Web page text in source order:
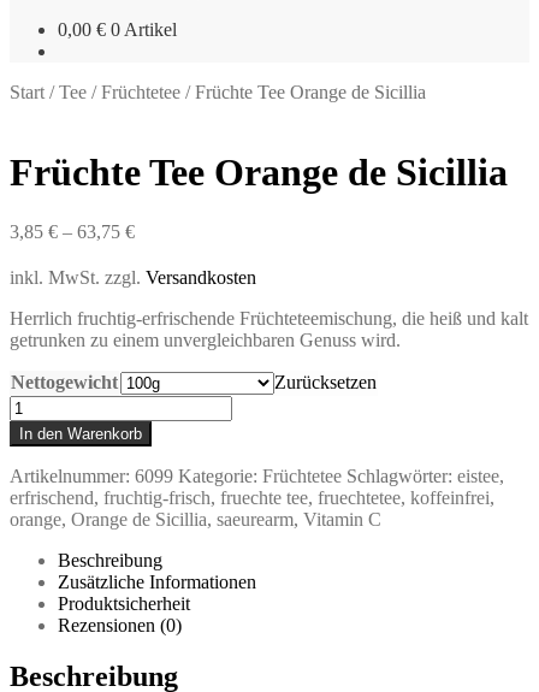
0,00 € 0 Artikel
Start /Tee /Früchtetee /Früchte Tee Orange de Sicillia
Früchte Tee Orange de Sicillia
3,85 € – 63,75 €
inkl. MwSt. zzgl. Versandkosten
Herrlich fruchtig-erfrischende Früchteteemischung, die heiß und kalt
getrunken zu einem unvergleichbaren Genuss wird.
Nettogewicht
Zurücksetzen
Früchte
Tee
Orange
de
Sicillia
Menge
In den Warenkorb
Artikelnummer: 6099 Kategorie: Früchtetee Schlagwörter: eistee,
erfrischend, fruchtig-frisch, fruechte tee, fruechtetee, koffeinfrei,
orange, Orange de Sicillia, saeurearm, Vitamin C
Beschreibung
Zusätzliche Informationen
Produktsicherheit
Rezensionen (0)
Beschreibung